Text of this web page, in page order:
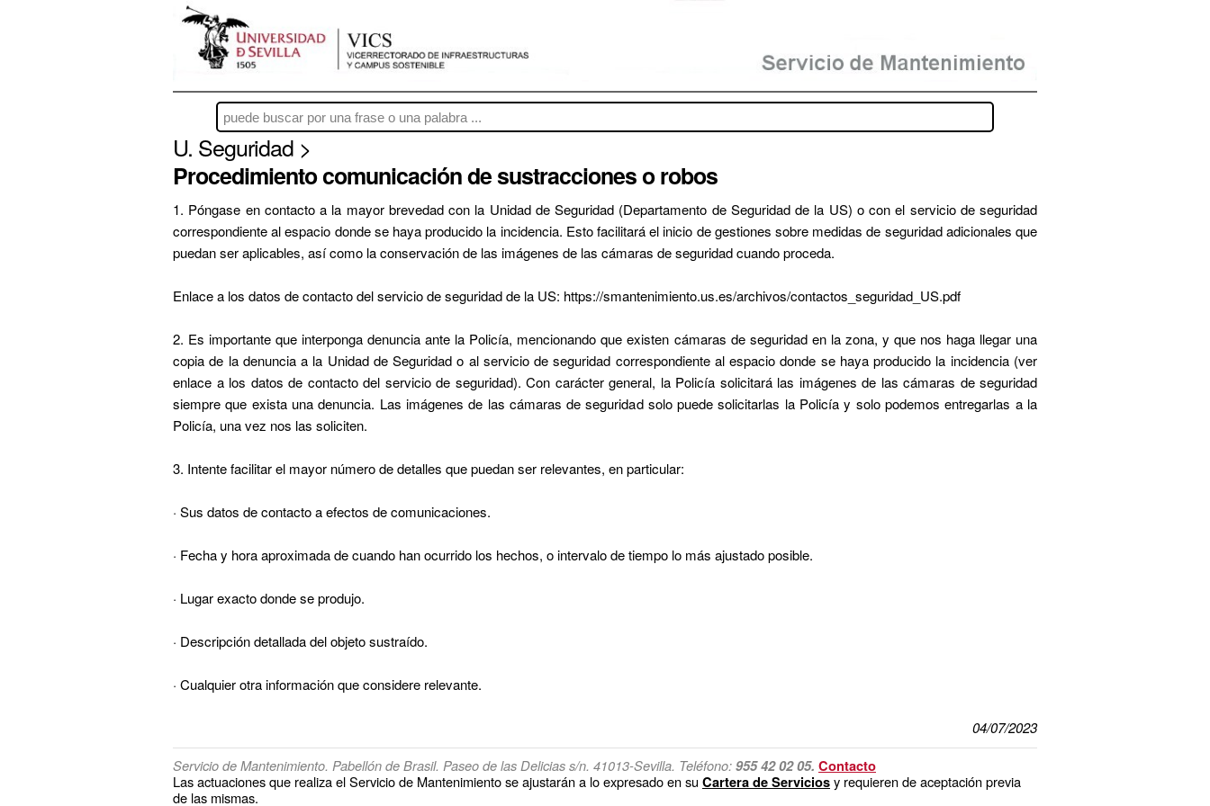
U. Seguridad >
Procedimiento comunicación de sustracciones o robos
1. Póngase en contacto a la mayor brevedad con la Unidad de Seguridad (Departamento de Seguridad de la US) o con el servicio de seguridad
correspondiente al espacio donde se haya producido la incidencia. Esto facilitará el inicio de gestiones sobre medidas de seguridad adicionales que
puedan ser aplicables, así como la conservación de las imágenes de las cámaras de seguridad cuando proceda.
Enlace a los datos de contacto del servicio de seguridad de la US: https://smantenimiento.us.es/archivos/contactos_seguridad_US.pdf
2. Es importante que interponga denuncia ante la Policía, mencionando que existen cámaras de seguridad en la zona, y que nos haga llegar una
copia de la denuncia a la Unidad de Seguridad o al servicio de seguridad correspondiente al espacio donde se haya producido la incidencia (ver
enlace a los datos de contacto del servicio de seguridad). Con carácter general, la Policía solicitará las imágenes de las cámaras de seguridad
siempre que exista una denuncia. Las imágenes de las cámaras de seguridad solo puede solicitarlas la Policía y solo podemos entregarlas a la
Policía, una vez nos las soliciten.
3. Intente facilitar el mayor número de detalles que puedan ser relevantes, en particular:
· Sus datos de contacto a efectos de comunicaciones.
· Fecha y hora aproximada de cuando han ocurrido los hechos, o intervalo de tiempo lo más ajustado posible.
· Lugar exacto donde se produjo.
· Descripción detallada del objeto sustraído.
· Cualquier otra información que considere relevante.
04/07/2023
Servicio de Mantenimiento. Pabellón de Brasil. Paseo de las Delicias s/n. 41013-Sevilla. Teléfono:955 42 02 05. Contacto
Las actuaciones que realiza el Servicio de Mantenimiento se ajustarán a lo expresado en su Cartera de Serviciosy requieren de aceptación previa
de las mismas.